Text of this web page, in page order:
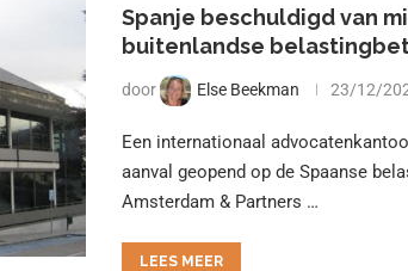
Spanje beschuldigd van
buitenlandse
door Else Beekman 23/12/
Een internationaal
aanval geopend op de Spaanse
Amsterdam & Partners …
LEES MEER